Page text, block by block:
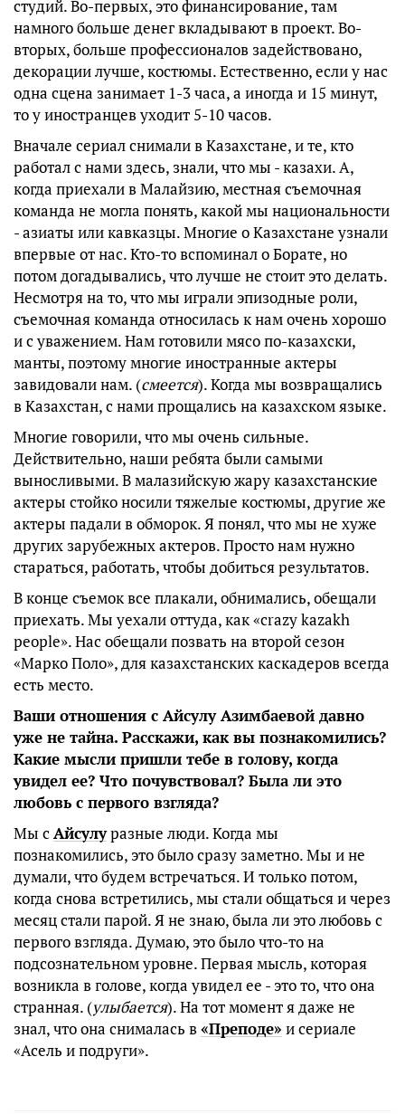
студий. Во-первых, это финансирование, там
намного больше денег вкладывают в проект. Во-
вторых, больше профессионалов задействовано,
декорации лучше, костюмы. Естественно, если у нас
одна сцена занимает 1-3 часа, а иногда и 15 минут,
то у иностранцев уходит 5-10 часов.
Вначале сериал снимали в Казахстане, и те, кто
работал с нами здесь, знали, что мы - казахи. А,
когда приехали в Малайзию, местная съемочная
команда не могла понять, какой мы национальности
- азиаты или кавказцы. Многие о Казахстане узнали
впервые от нас. Кто-то вспоминал о Борате, но
потом догадывались, что лучше не стоит это делать.
Несмотря на то, что мы играли эпизодные роли,
съемочная команда относилась к нам очень хорошо
и с уважением. Нам готовили мясо по-казахски,
манты, поэтому многие иностранные актеры
завидовали нам. (смеется). Когда мы возвращались
в Казахстан, с нами прощались на казахском языке.
Многие говорили, что мы очень сильные.
Действительно, наши ребята были самыми
выносливыми. В малазийскую жару казахстанские
актеры стойко носили тяжелые костюмы, другие же
актеры падали в обморок. Я понял, что мы не хуже
других зарубежных актеров. Просто нам нужно
стараться, работать, чтобы добиться результатов.
В конце съемок все плакали, обнимались, обещали
приехать. Мы уехали оттуда, как «crazy kazakh
people». Нас обещали позвать на второй сезон
«Марко Поло», для казахстанских каскадеров всегда
есть место.
Ваши отношения с Айсулу Азимбаевой давно
уже не тайна. Расскажи, как вы познакомились?
Какие мысли пришли тебе в голову, когда
увидел ее? Что почувствовал? Была ли это
любовь с первого взгляда?
Мы сАйсулуразные люди. Когда мы
познакомились, это было сразу заметно. Мы и не
думали, что будем встречаться. И только потом,
когда снова встретились, мы стали общаться и через
месяц стали парой. Я не знаю, была ли это любовь с
первого взгляда. Думаю, это было что-то на
подсознательном уровне. Первая мысль, которая
возникла в голове, когда увидел ее - это то, что она
странная. (улыбается). На тот момент я даже не
знал, что она снималась в«Преподе» и сериале
«Асель и подруги».